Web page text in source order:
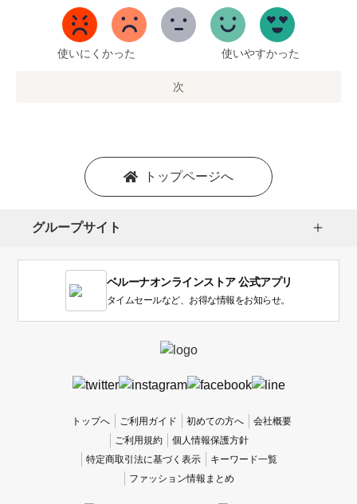
い
使いにくかった 使いやすかった
次
トップページへ
グループサイト
ベルーナオンラインストア 公式アプリ
タイムセールなど、お得な情報をお知らせ。
トップへ ご利用ガイド 初めての方へ
会社概要
ご利用規約
個人情報保護方針
特定商取引法に基づく表示
キーワード一覧
ファッション情報まとめ